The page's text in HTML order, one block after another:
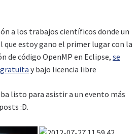
a los trabajos científicos donde un
estoy gano el primer lugar con la
de código OpenMP en Eclipse, se
y bajo licencia libre
listo para asistir a un evento más
:D.